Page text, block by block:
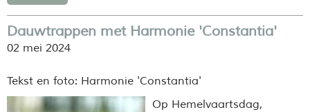
Dauwtrappen met Harmonie 'Constantia'
02 mei 2024
Tekst en foto: Harmonie 'Constantia'
Op Hemelvaartsdag,